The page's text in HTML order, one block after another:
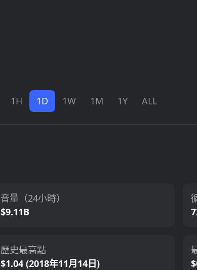
1H 1D 1W 1M 1Y ALL
音量（24小時）
$9.11B
歷史最高點
$1.04 (2018年11月14日)